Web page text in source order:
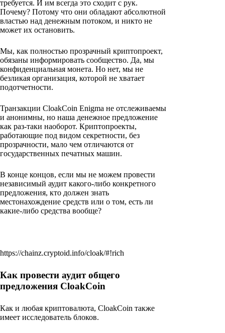
требуется. И им всегда это сходит с рук.
Почему? Потому что они обладают абсолютной
властью над денежным потоком, и никто не
может их остановить.
Мы, как полностью прозрачный криптопроект,
обязаны информировать сообщество. Да, мы
конфиденциальная монета. Но нет, мы не
безликая организация, которой не хватает
подотчетности.
Транзакции CloakCoin Enigma не отслеживаемы
и анонимны, но наша денежное предложение
как раз-таки наоборот. Криптопроекты,
работающие под видом секретности, без
прозрачности, мало чем отличаются от
государственных печатных машин.
В конце концов, если мы не можем провести
независимый аудит какого-либо конкретного
предложения, кто должен знать
местонахождение средств или о том, есть ли
какие-либо средства вообще?
https://chainz.cryptoid.info/cloak/#!rich
Как провести аудит общего
предложения CloakCoin
Как и любая криптовалюта, CloakCoin также
имеет исследователь блоков.